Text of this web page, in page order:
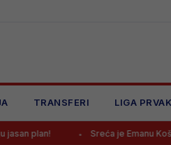
TRANSFERI LIGA
Sreća je Emanu Košpi ponovo